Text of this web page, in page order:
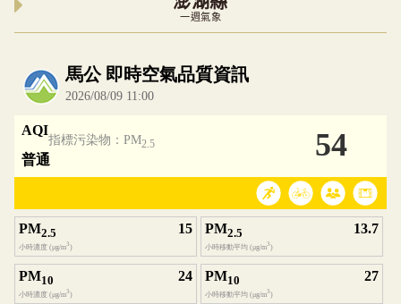
一週氣象
內嵌空氣品質小工具為視覺預覽，完整即時空